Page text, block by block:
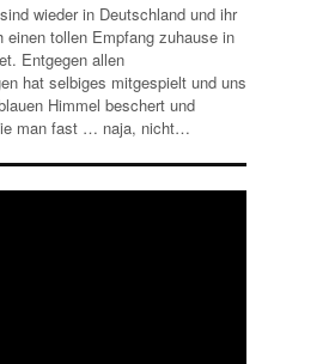
wieder in Deutschland und ihr
einen tollen Empfang zuhause in
Entgegen allen
hat selbiges mitgespielt und uns
Himmel beschert und
man fast … naja, nicht…